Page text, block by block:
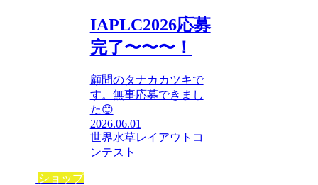
IAPLC2026応募
完了〜〜〜！
顧問のタナカカツキで
す。無事応募できまし
た😊
2026.06.01
世界水草レイアウトコ
ンテスト
ショップ